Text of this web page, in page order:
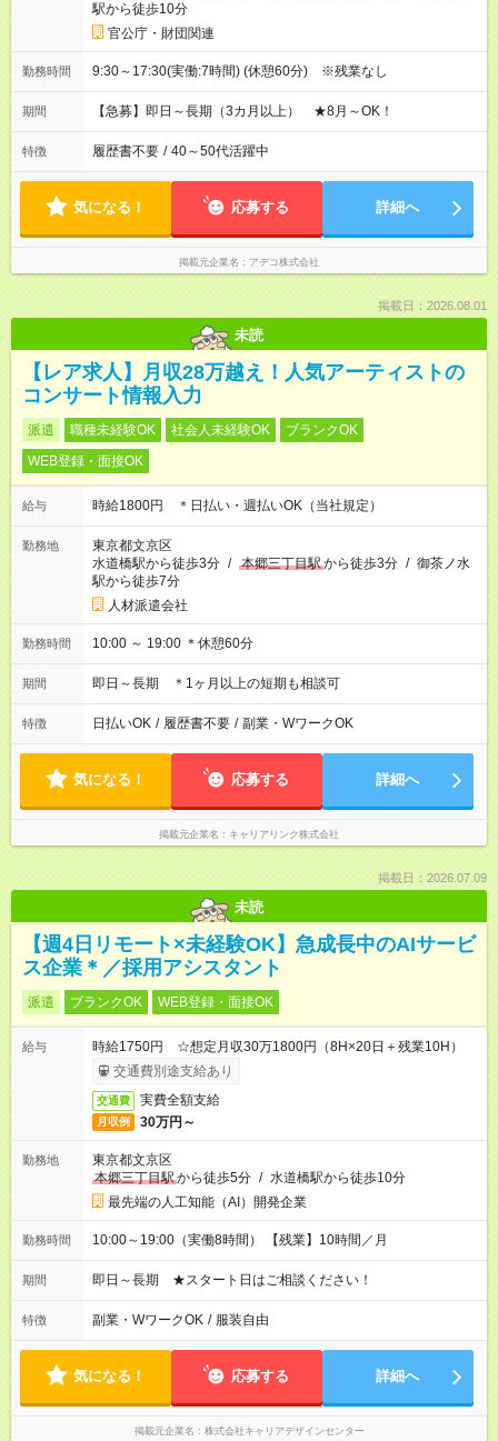
駅から徒歩10分
官公庁・財団関連
勤務時間 9:30～17:30(実働:7時間) (休憩60分) ※残業なし
期間 【急募】即日～長期（3カ月以上） ★8月～OK！
特徴 履歴書不要 / 40～50代活躍中
気になる！ 応募する 詳細へ
掲載元企業名 アデコ株式会社
掲載日：2026.08.01
未読
【レア求人】月収28万越え！人気アーティストの
コンサート情報入力
派遣 職種未経験OK 社会人未経験OK
ブランクOK
WEB登録・面接OK
給与 時給1800円 ＊日払い・週払いOK（当社規定）
勤務地
東京都文京区
水道橋駅から徒歩3分 / 本郷三丁目駅から徒歩3分 / 御茶ノ水
駅から徒歩7分
人材派遣会社
勤務時間 10:00 ～ 19:00 ＊休憩60分
期間 即日～長期 ＊1ヶ月以上の短期も相談可
特徴 日払いOK / 履歴書不要 / 副業・WワークOK
気になる！ 応募する 詳細へ
掲載元企業名 キャリアリンク株式会社
掲載日：2026.07.09
未読
【週4日リモート×未経験OK】急成長中のAIサービ
ス企業＊／採用アシスタント
派遣 ブランクOK WEB登録・面接OK
給与
時給1750円 ☆想定月収30万1800円（8H×20日＋残業10H）
交通費別途支給あり
交通費 実費全額支給
月収例 30万円～
勤務地
東京都文京区
本郷三丁目駅から徒歩5分 / 水道橋駅から徒歩10分
最先端の人工知能（AI）開発企業
勤務時間 10:00～19:00（実働8時間） 【残業】10時間／月
期間 即日～長期 ★スタート日はご相談ください！
特徴 副業・WワークOK / 服装自由
気になる！ 応募する 詳細へ
掲載元企業名 株式会社キャリアデザインセンター